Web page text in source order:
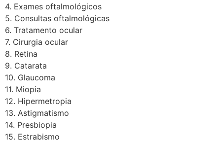
4. Exames oftalmológicos
5. Consultas oftalmológicas
6. Tratamento ocular
7. Cirurgia ocular
8. Retina
9. Catarata
10. Glaucoma
11. Miopia
12. Hipermetropia
13. Astigmatismo
14. Presbiopia
15. Estrabismo